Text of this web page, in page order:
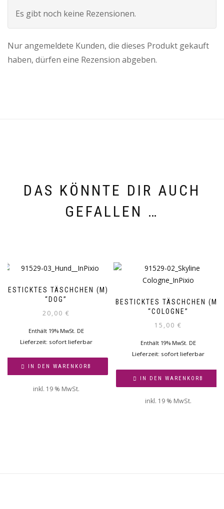
Es gibt noch keine Rezensionen.
Nur angemeldete Kunden, die dieses Produkt gekauft
haben, dürfen eine Rezension abgeben.
DAS KÖNNTE DIR AUCH
GEFALLEN …
BESTICKTES TÄSCHCHEN (M)
“DOG”
20,00 €
Enthält 19% MwSt. DE
Lieferzeit: sofort lieferbar
IN DEN WARENKORB
inkl. 19 % MwSt.
BESTICKTES TÄSCHCHEN (M)
“COLOGNE”
15,00 €
Enthält 19% MwSt. DE
Lieferzeit: sofort lieferbar
IN DEN WARENKORB
inkl. 19 % MwSt.